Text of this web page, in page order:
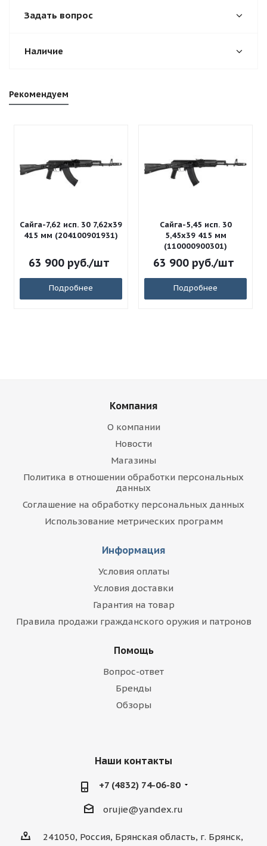
Задать вопрос
Наличие
Рекомендуем
Сайга-7,62 исп. 30 7,62x39
415 мм (204100901931)
63 900руб./шт
Подробнее
Сайга-5,45 исп. 30
5,45x39 415 мм
(110000900301)
63 900руб./шт
Подробнее
Компания
О компании
Новости
Магазины
Политика в отношении обработки персональных
данных
Соглашение на обработку персональных данных
Использование метрических программ
Информация
Условия оплаты
Условия доставки
Гарантия на товар
Правила продажи гражданского оружия и патронов
Помощь
Вопрос-ответ
Бренды
Обзоры
Наши контакты
+7 (4832) 74-06-80
orujie@yandex.ru
241050, Россия, Брянская область, г. Брянск,